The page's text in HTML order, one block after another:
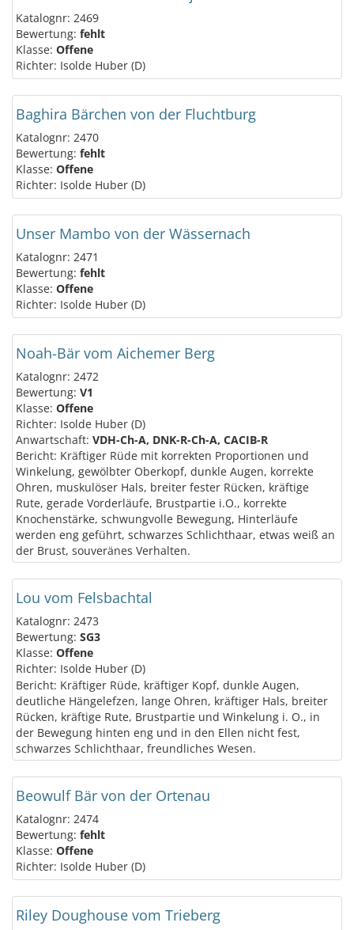
Katalognr: 2469
Bewertung: fehlt
Klasse: Offene
Richter: Isolde Huber (D)
Baghira Bärchen von der Fluchtburg
Katalognr: 2470
Bewertung: fehlt
Klasse: Offene
Richter: Isolde Huber (D)
Unser Mambo von der Wässernach
Katalognr: 2471
Bewertung: fehlt
Klasse: Offene
Richter: Isolde Huber (D)
Noah-Bär vom Aichemer Berg
Katalognr: 2472
Bewertung: V1
Klasse: Offene
Richter: Isolde Huber (D)
Anwartschaft: VDH-Ch-A, DNK-R-Ch-A, CACIB-R
Bericht: Kräftiger Rüde mit korrekten Proportionen und
Winkelung, gewölbter Oberkopf, dunkle Augen, korrekte
Ohren, muskulöser Hals, breiter fester Rücken, kräftige
Rute, gerade Vorderläufe, Brustpartie i.O., korrekte
Knochenstärke, schwungvolle Bewegung, Hinterläufe
werden eng geführt, schwarzes Schlichthaar, etwas weiß an
der Brust, souveränes Verhalten.
Lou vom Felsbachtal
Katalognr: 2473
Bewertung: SG3
Klasse: Offene
Richter: Isolde Huber (D)
Bericht: Kräftiger Rüde, kräftiger Kopf, dunkle Augen,
deutliche Hängelefzen, lange Ohren, kräftiger Hals, breiter
Rücken, kräftige Rute, Brustpartie und Winkelung i. O., in
der Bewegung hinten eng und in den Ellen nicht fest,
schwarzes Schlichthaar, freundliches Wesen.
Beowulf Bär von der Ortenau
Katalognr: 2474
Bewertung: fehlt
Klasse: Offene
Richter: Isolde Huber (D)
Riley Doughouse vom Trieberg